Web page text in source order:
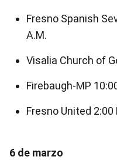
Fresno Spanish
A.M.
Visalia Church of
Firebaugh-MP
Fresno United 2:00
6 de marzo